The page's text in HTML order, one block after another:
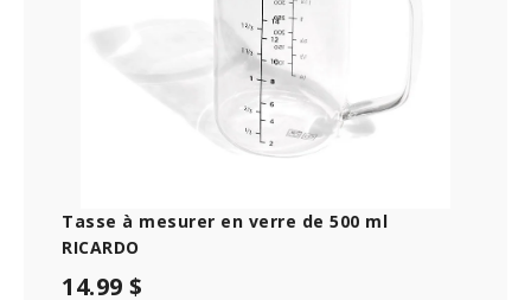
Tasse à mesurer en verre de 500 ml
RICARDO
14.99 $